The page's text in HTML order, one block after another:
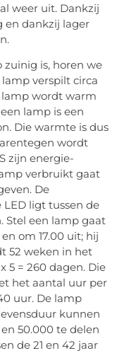
weer uit. Dankzij
en dankzij lager
zuinig is, horen we
verspilt circa
lamp wordt warm
lamp is een
Die warmte is dus
wordt
zijn energie-
verbruikt gaat
De
ligt tussen de
Stel een lamp gaat
om 17.00 uit; hij
52 weken in het
5 = 260 dagen. Die
het aantal uur per
uur. De lamp
kunnen
50.000 te delen
de 21 en 42 jaar